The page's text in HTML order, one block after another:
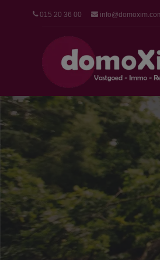
015 20 36 00